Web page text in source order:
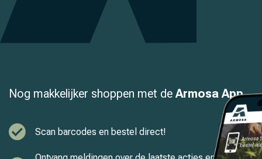
Nog makkelijker shoppen met de Armosa App
Scan barcodes en bestel direct!